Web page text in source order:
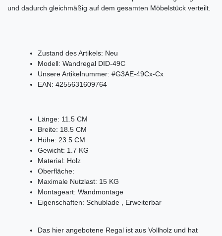
und dadurch gleichmäßig auf dem gesamten Möbelstück verteilt.
Zustand des Artikels: Neu
Modell: Wandregal DID-49C
Unsere Artikelnummer: #G3AE-49Cx-Cx
EAN: 4255631609764
Länge: 11.5 CM
Breite: 18.5 CM
Höhe: 23.5 CM
Gewicht: 1.7 KG
Material: Holz
Oberfläche:
Maximale Nutzlast: 15 KG
Montageart: Wandmontage
Eigenschaften: Schublade , Erweiterbar
Das hier angebotene Regal ist aus Vollholz und hat